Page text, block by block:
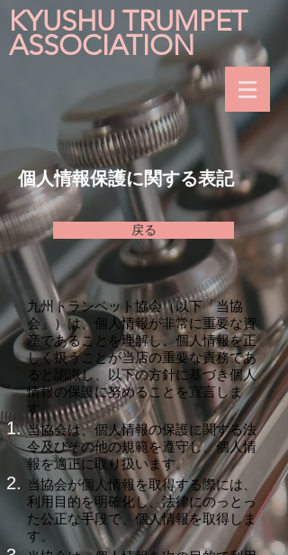
KYUSHU TRUMPET
ASSOCIATION
個人情報保護に関する表記
戻る
九州トランペット協会（以下「当協
会」）は、個人情報が非常に重要な資
産であることを理解し、個人情報を正
しく扱うことが当店の重要な責務であ
ると認識し、以下の方針に基づき個人
情報の保護に努めることを宣言しま
す。
当協会は、個人情報の保護に関する法
令及びその他の規範を遵守し、個人情
報を適正に取り扱います。
当協会が個人情報を取得する際には、
利用目的を明確化し、法律にのっとっ
た公正な手段で、個人情報を取得しま
す。